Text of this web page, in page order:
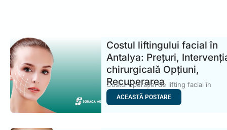
Costul liftingului facial în
Antalya: Prețuri,
chirurgicală Opțiuni,
Recuperarea
Costul operației de lifting facial în
Antalya a devenit unul
ACEASTĂ POSTARE